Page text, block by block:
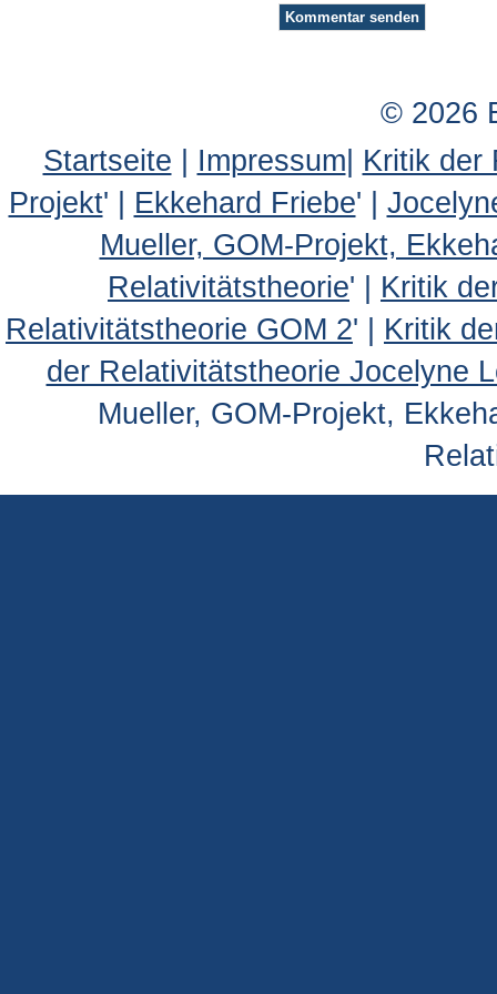
© 2026
Startseite | Impressum| Kritik der
Projekt' | Ekkehard Friebe' |
Mueller, GOM-Projekt,
Relativitätstheorie' | Kritik
Relativitätstheorie GOM 2' | Kritik
der Relativitätstheorie Jocelyne
Mueller, GOM-Projekt,